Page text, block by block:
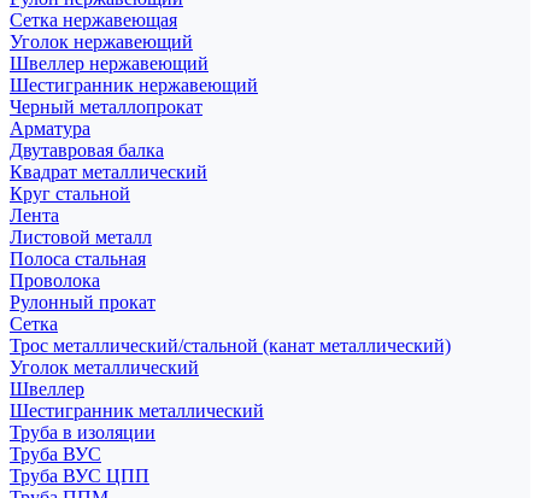
Сетка нержавеющая
Уголок нержавеющий
Швеллер нержавеющий
Шестигранник нержавеющий
Черный металлопрокат
Арматура
Двутавровая балка
Квадрат металлический
Круг стальной
Лента
Листовой металл
Полоса стальная
Проволока
Рулонный прокат
Сетка
Трос металлический/стальной (канат металлический)
Уголок металлический
Швеллер
Шестигранник металлический
Труба в изоляции
Труба ВУС
Труба ВУС ЦПП